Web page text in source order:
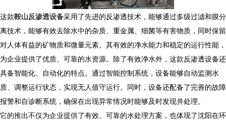
这款鞍山反渗透设备采用了先进的反渗透技术，能够通过多级过滤和膜分
离技术，能够有效去除水中的杂质、重金属、细菌等有害物质，同时保留
对人体有益的矿物质和微量元素。其有效的净水能力和稳定的运行性能，
为企业提供了优质、可靠的水资源。除了有效净水外，这款反渗透设备还
具备智能化、自动化的特点。通过智能控制系统，设备能够自动监测水
质、调整运行状态，实现无人值守运行。同时，设备还配备了完善的故障
报警和自诊断系统，确保在出现异常情况时能够及时发现并处理。
它的推出不仅为企业提供了有效、可靠的水处理方案，也体现了沈阳在环